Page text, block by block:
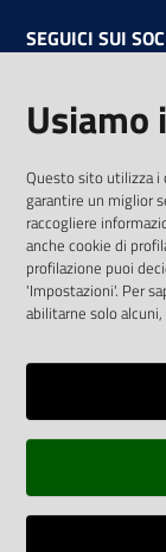
SEGUICI SUI
Ricevi tutti gli
adempimenti
Privacy policy
Usiamo
Questo sito utilizza i
garantire un miglior
raccogliere
anche cookie di
profilazione puoi
'Impostazioni'. Per
abilitarne solo